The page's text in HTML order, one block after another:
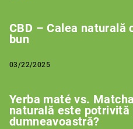
CBD – Calea naturală
bun
03/22/2025
Yerba maté vs.
naturală este potrivită
dumneavoastră?